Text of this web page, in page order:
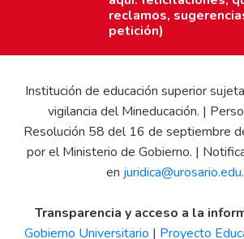
reclamos,
petición)
Institución de educación superior
vigilancia del Mineducación. |
Resolución 58 del 16 de septiembre
por el Ministerio de Gobierno. |
en
Transparencia y acceso a la
Gobierno Universitario | Proyecto